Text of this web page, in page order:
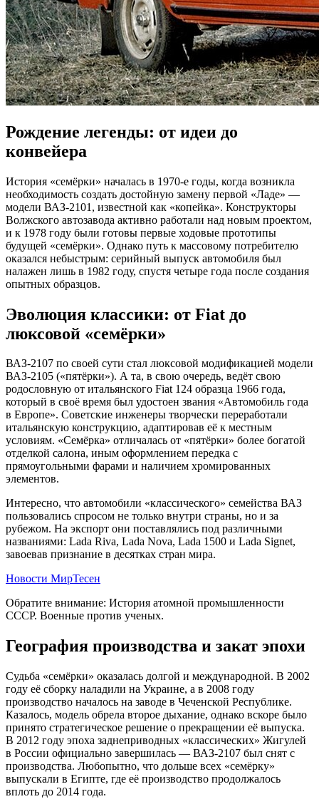
Рождение легенды: от идеи до
конвейера
История «семёрки» началась в 1970-е годы, когда возникла
необходимость создать достойную замену первой «Ладе» —
модели ВАЗ-2101, известной как «копейка». Конструкторы
Волжского автозавода активно работали над новым проектом,
и к 1978 году были готовы первые ходовые прототипы
будущей «семёрки». Однако путь к массовому потребителю
оказался небыстрым: серийный выпуск автомобиля был
налажен лишь в 1982 году, спустя четыре года после создания
опытных образцов.
Эволюция классики: от Fiat до
люксовой «семёрки»
ВАЗ-2107 по своей сути стал люксовой модификацией модели
ВАЗ-2105 («пятёрки»). А та, в свою очередь, ведёт свою
родословную от итальянского Fiat 124 образца 1966 года,
который в своё время был удостоен звания «Автомобиль года
в Европе». Советские инженеры творчески переработали
итальянскую конструкцию, адаптировав её к местным
условиям. «Семёрка» отличалась от «пятёрки» более богатой
отделкой салона, иным оформлением передка с
прямоугольными фарами и наличием хромированных
элементов.
Интересно, что автомобили «классического» семейства ВАЗ
пользовались спросом не только внутри страны, но и за
рубежом. На экспорт они поставлялись под различными
названиями: Lada Riva, Lada Nova, Lada 1500 и Lada Signet,
завоевав признание в десятках стран мира.
Новости МирТесен
Обратите внимание: История атомной промышленности
СССР. Военные против ученых.
География производства и закат эпохи
Судьба «семёрки» оказалась долгой и международной. В 2002
году её сборку наладили на Украине, а в 2008 году
производство началось на заводе в Чеченской Республике.
Казалось, модель обрела второе дыхание, однако вскоре было
принято стратегическое решение о прекращении её выпуска.
В 2012 году эпоха заднеприводных «классических» Жигулей
в России официально завершилась — ВАЗ-2107 был снят с
производства. Любопытно, что дольше всех «семёрку»
выпускали в Египте, где её производство продолжалось
вплоть до 2014 года.